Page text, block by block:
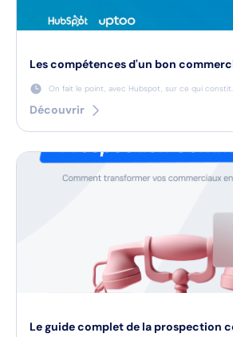
Les compétences d'un bon
On fait le point, avec Hubspot, sur ce qui
Découvrir
Le guide complet de la prospection